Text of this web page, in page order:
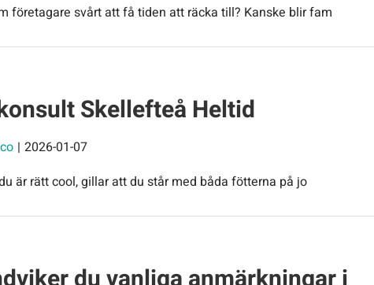
företagare svårt att få tiden att räcka till? Kanske blir fam
Skellefteå Heltid
| 2026-01-07
är rätt cool, gillar att du står med båda fötterna på jo